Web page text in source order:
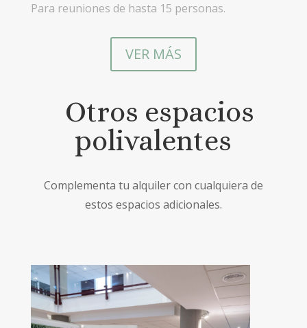
Para reuniones de hasta 15 personas.
VER MÁS
Otros espacios
polivalentes
Complementa tu alquiler con cualquiera de
estos espacios adicionales.